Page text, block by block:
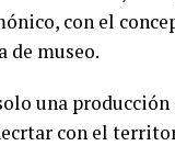
con el
de museo.
una
con el